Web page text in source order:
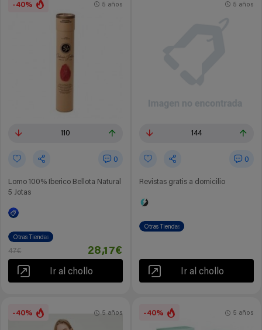
-40%
110
0
Lomo 100% Iberico Bellota Natural
5 Jotas
5 años
Otras Tiendas
47€ 28,17€
Ir al chollo
144
0
Revistas gratis a domicilio
5 años
Otras Tiendas
Ir al chollo
-40% 5 años -40% 5 años